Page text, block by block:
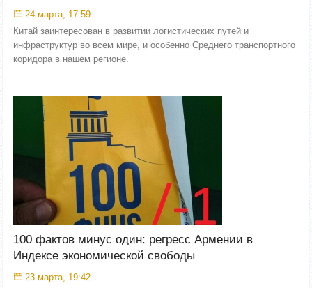
24 марта, 17:59
Китай заинтересован в развитии логистических путей и
инфраструктур во всем мире, и особенно Среднего транспортного
коридора в нашем регионе.
100 фактов минус один: регресс Армении в
Индексе экономической свободы
23 марта, 19:42